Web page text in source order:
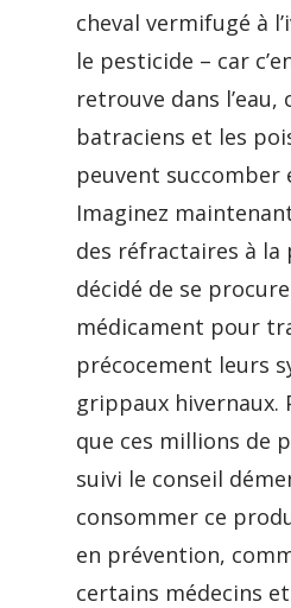
cheval vermifugé à
le pesticide – car
retrouve dans l’eau,
batraciens et les
peuvent succomber
Imaginez
des réfractaires à la
décidé de se
médicament pour
précocement leurs
grippaux hivernaux.
que ces millions de
suivi le conseil
consommer ce
en prévention,
certains médecins